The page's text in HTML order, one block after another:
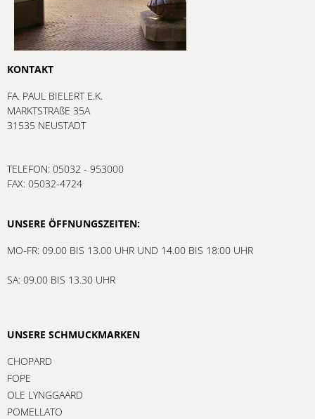
KONTAKT
FA. PAUL BIELERT E.K.
MARKTSTRAßE 35A
31535 NEUSTADT
TELEFON: 05032 - 953000
FAX: 05032-4724
UNSERE ÖFFNUNGSZEITEN:
MO-FR: 09.00 BIS 13.00 UHR UND 14.00 BIS 18:00 UHR
SA: 09.00 BIS 13.30 UHR
UNSERE SCHMUCKMARKEN
CHOPARD
FOPE
OLE LYNGGAARD
POMELLATO